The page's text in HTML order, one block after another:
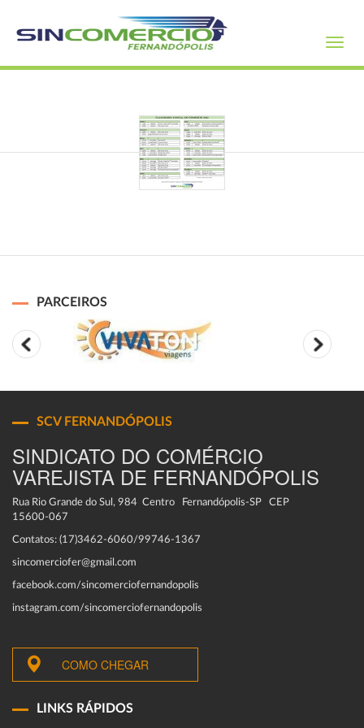
PARCEIROS
SCV FERNANDÓPOLIS
SINDICATO DO COMÉRCIO
VAREJISTA DE FERNANDÓPOLIS
Rua Rio Grande do Sul, 984 Centro Fernandópolis-SP CEP
15600-067
Contatos: (17)3462-6060/99746-1367
sincomerciofer@gmail.com
facebook.com/sincomerciofernandopolis
instagram.com/sincomerciofernandopolis
COMO CHEGAR
LINKS RÁPIDOS